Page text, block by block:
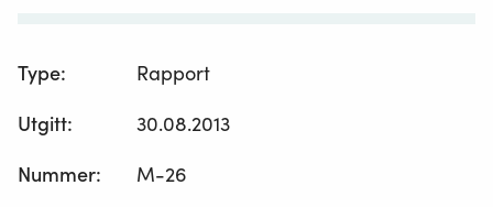
Type:
Rapport
Utgitt:
30.08.2013
Nummer: M-26